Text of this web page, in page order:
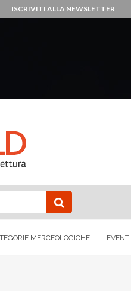
ISCRIVITI ALLA NEWSLETTER
MERCEOLOGICHE EVENTI